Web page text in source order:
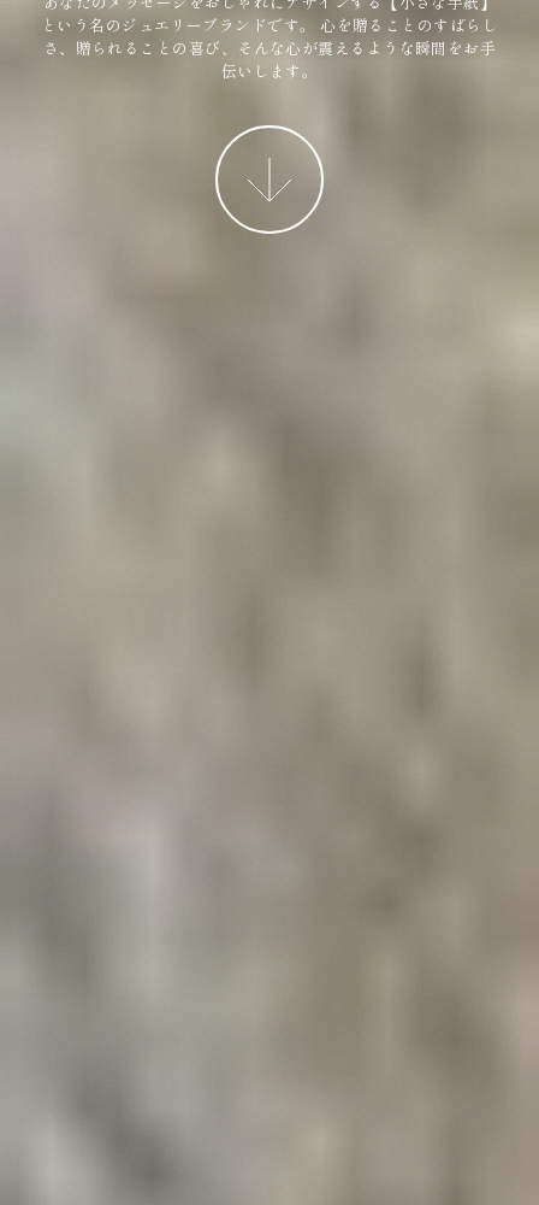
という名のジュエリーブランドです。
心を贈ることのすばらし
さ、贈られることの喜び、そんな心が震えるような瞬間をお手
伝いします。